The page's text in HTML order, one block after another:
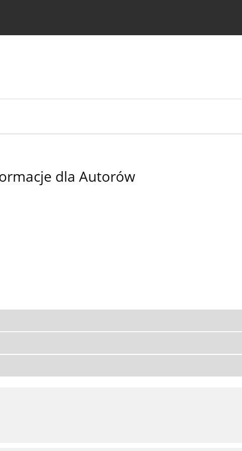
dla Autorów